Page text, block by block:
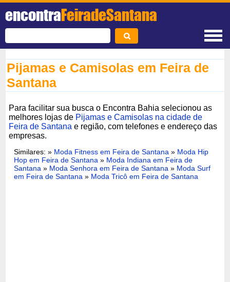
encontraFeiradeSantana
Pijamas e Camisolas em Feira de
Santana
Para facilitar sua busca o Encontra Bahia selecionou as
melhores lojas de Pijamas e Camisolas na cidade de
Feira de Santana e região, com telefones e endereço das
empresas.
Similares: » Moda Fitness em Feira de Santana » Moda Hip
Hop em Feira de Santana » Moda Indiana em Feira de
Santana » Moda Senhora em Feira de Santana » Moda Surf
em Feira de Santana » Moda Tricô em Feira de Santana